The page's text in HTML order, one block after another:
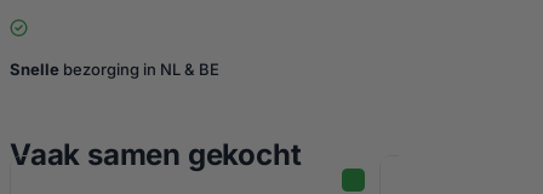
Snelle bezorging in NL & BE
Vaak samen gekocht